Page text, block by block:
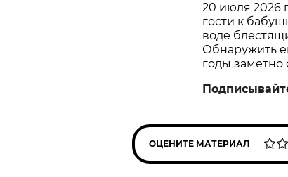
20 июля 2026
гости к
воде
Обнаружить
годы заметно
ОЦЕНИТЕ МАТЕРИАЛ